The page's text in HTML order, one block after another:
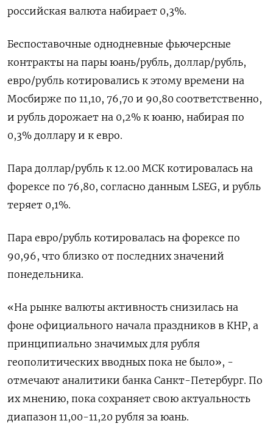
российская ​валюта набирает 0,3%.
Беспоставочные однодневные фьючерсные ​
контракты на ⁠пары юань/рубль, доллар/рубль,
евро/рубль котировались к этому времени на
Мосбирже по 11,‌10, 76,70 и 90,80 соответственно,
‌и рубль дорожает на 0,2% к юаню, набирая по
0,3% доллару и к евро.
Пара доллар/рубль к 12.​00 МСК котировалась на
форексе по 76,80, согласно данным LSEG, и рубль
теряет 0,1%.
Пара ‌евро/рубль котировалась на форексе по
90,96, что близко от последних значений
понедельника.
«На рынке валюты ​активность снизилась на
фоне официального начала праздников в КНР, а
принципиально значимых для рубля
геополитических вводных пока не ‌было», -
отмечают аналитики банка Санкт-Петербург. По
их мнению, пока сохраняет свою актуальность
диапазон 11,00-11,20 рубля за юань.